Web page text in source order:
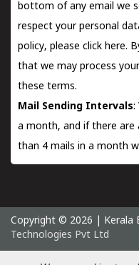
bottom of any email we
respect your personal
policy, please click here.
that we may process
these terms.
Mail Sending Intervals:
a month, and if there are
than 4 mails in a month
Copyright © 2026 | Kerala
Technologies Pvt Ltd